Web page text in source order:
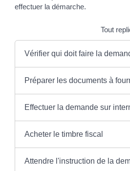
effectuer la démarche.
Tout
Vérifier qui doit faire la
Préparer les documents à
Effectuer la demande sur
Acheter le timbre fiscal
Attendre l'instruction de la